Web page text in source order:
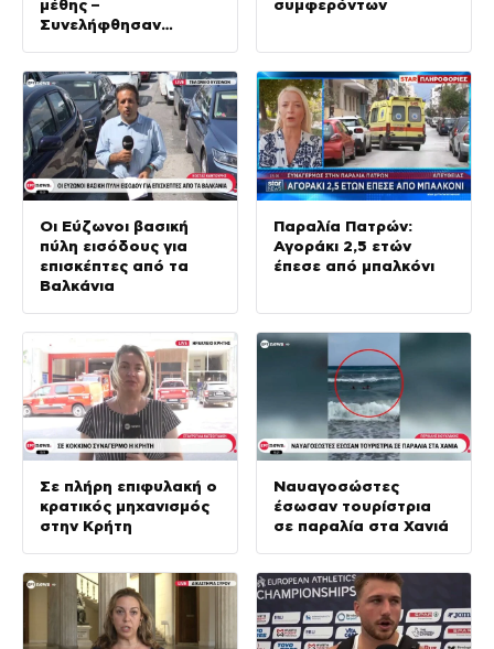
μέθης –
Συνελήφθησαν
συμφερόντων
Οι Εύζωνοι βασική
πύλη εισόδους για
επισκέπτες από τα
Βαλκάνια
Παραλία Πατρών:
Αγοράκι 2,5 ετών
έπεσε από μπαλκόνι
Σε πλήρη επιφυλακή ο
κρατικός μηχανισμός
στην Κρήτη
Ναυαγοσώστες
έσωσαν τουρίστρια
σε παραλία στα Χανιά